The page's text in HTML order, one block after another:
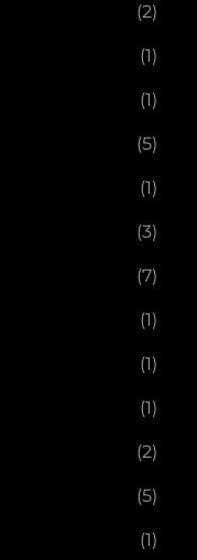
(2)
(1)
(1)
(5)
(1)
(3)
(7)
(1)
(1)
(1)
(2)
(5)
(1)